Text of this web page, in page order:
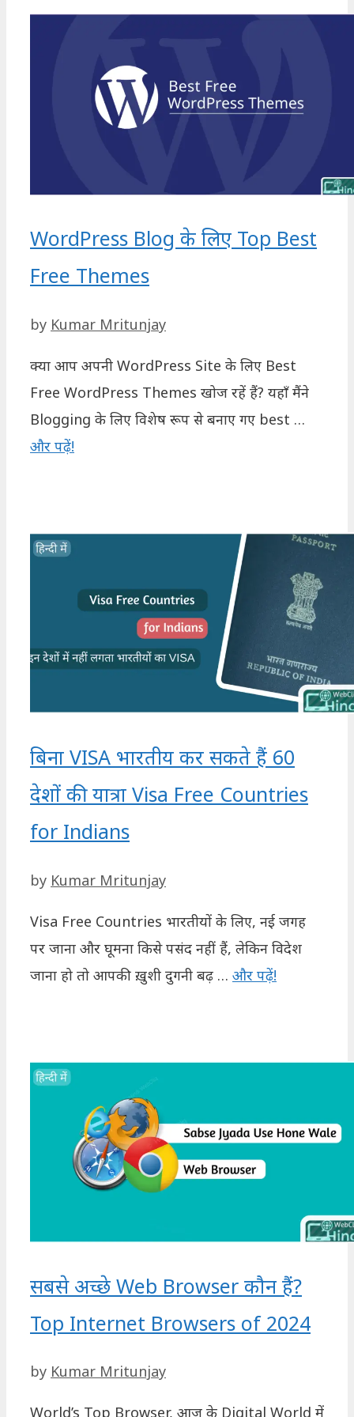
WordPress Blog के लिए Top Best
Free Themes
by Kumar Mritunjay
क्या आप अपनी WordPress Site के लिए Best
Free WordPress Themes खोज रहें हैं? यहाँ मैंने
Blogging के लिए विशेष रूप से बनाए गए best …
और पढ़ें!
बिना VISA भारतीय कर सकते हैं 60
देशों की यात्रा Visa Free Countries
for Indians
by Kumar Mritunjay
Visa Free Countries भारतीयों के लिए, नई जगह
पर जाना और घूमना किसे पसंद नहीं हैं, लेकिन विदेश
जाना हो तो आपकी ख़ुशी दुगनी बढ़ … और पढ़ें!
सबसे अच्छे Web Browser कौन हैं?
Top Internet Browsers of 2024
by Kumar Mritunjay
World’s Top Browser, आज के Digital World में